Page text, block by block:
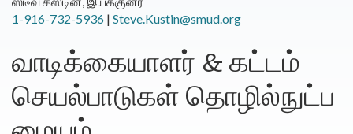
1-916-732-5936 | Steve.Kustin@smud.org
வாடிக்கையாளர் & கட்டம்
செயல்பாடுகள் தொழில்நுட்ப